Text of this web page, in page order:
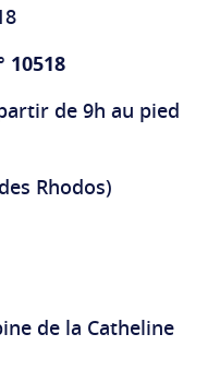
10518
de 9h au pied
Rhodos)
de la Catheline